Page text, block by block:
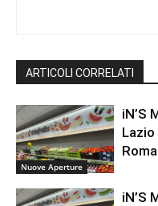
ARTICOLI CORRELATI
Nuove Aperture
iN’S
Roma
iN’S